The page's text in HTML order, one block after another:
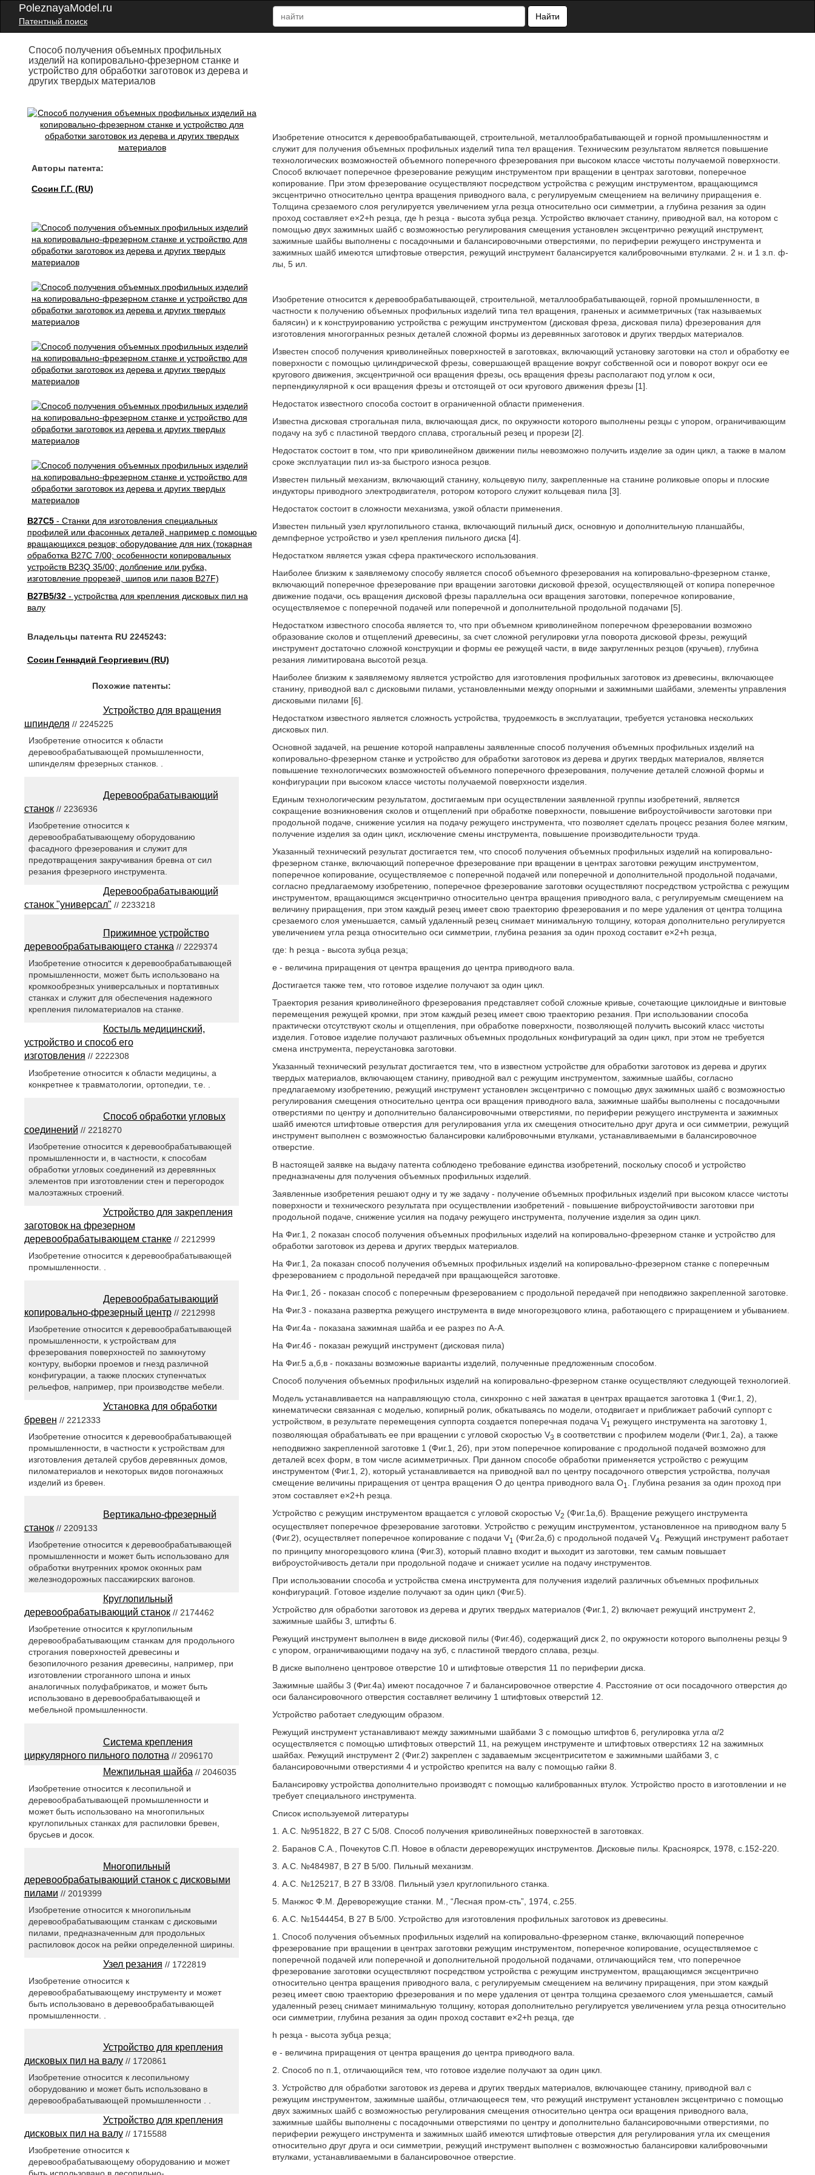
PoleznayaModel.ru
Патентный поиск
Найти
Способ получения объемных профильных
изделий на копировально-фрезерном станке и
устройство для обработки заготовок из дерева и
других твердых материалов
Авторы патента:
Сосин Г.Г. (RU)
B27C5- Станки для изготовления специальных
профилей или фасонных деталей, например с помощью
вращающихся резцов; оборудование для них (токарная
обработка B27C 7/00; особенности копировальных
устройств B23Q 35/00; долбление или рубка,
изготовление прорезей, шипов или пазов B27F)
B27B5/32- устройства для крепления дисковых пил на
валу
Владельцы патента RU 2245243:
Сосин Геннадий Георгиевич (RU)
Изобретение относится к деревообрабатывающей, строительной, металлообрабатывающей и горной промышленностям и
служит для получения объемных профильных изделий типа тел вращения. Техническим результатом является повышение
технологических возможностей объемного поперечного фрезерования при высоком классе чистоты получаемой поверхности.
Способ включает поперечное фрезерование режущим инструментом при вращении в центрах заготовки, поперечное
копирование. При этом фрезерование осуществляют посредством устройства с режущим инструментом, вращающимся
эксцентрично относительно центра вращения приводного вала, с регулируемым смещением на величину приращения е.
Толщина срезаемого слоя регулируется увеличением угла резца относительно оси симметрии, а глубина резания за один
проход составляет е×2+h резца, где h резца - высота зубца резца. Устройство включает станину, приводной вал, на котором с
помощью двух зажимных шайб с возможностью регулирования смещения установлен эксцентрично режущий инструмент,
зажимные шайбы выполнены с посадочными и балансировочными отверстиями, по периферии режущего инструмента и
зажимных шайб имеются штифтовые отверстия, режущий инструмент балансируется калибровочными втулками. 2 н. и 1 з.п. ф-
лы, 5 ил.
Изобретение относится к деревообрабатывающей, строительной, металлообрабатывающей, горной промышленности, в
частности к получению объемных профильных изделий типа тел вращения, граненых и асимметричных (так называемых
балясин) и к конструированию устройства с режущим инструментом (дисковая фреза, дисковая пила) фрезерования для
изготовления многогранных резных деталей сложной формы из деревянных заготовок и других твердых материалов.
Известен способ получения криволинейных поверхностей в заготовках, включающий установку заготовки на стол и обработку ее
поверхности с помощью цилиндрической фрезы, совершающей вращение вокруг собственной оси и поворот вокруг оси ее
кругового движения, эксцентричной оси вращения фрезы, ось вращения фрезы располагают под углом к оси,
перпендикулярной к оси вращения фрезы и отстоящей от оси кругового движения фрезы [1].
Недостаток известного способа состоит в ограниченной области применения.
Известна дисковая строгальная пила, включающая диск, по окружности которого выполнены резцы с упором, ограничивающим
подачу на зуб с пластиной твердого сплава, строгальный резец и прорези [2].
Недостаток состоит в том, что при криволинейном движении пилы невозможно получить изделие за один цикл, а также в малом
сроке эксплуатации пил из-за быстрого износа резцов.
Известен пильный механизм, включающий станину, кольцевую пилу, закрепленные на станине роликовые опоры и плоские
индукторы приводного электродвигателя, ротором которого служит кольцевая пила [3].
Недостаток состоит в сложности механизма, узкой области применения.
Известен пильный узел круглопильного станка, включающий пильный диск, основную и дополнительную планшайбы,
демпферное устройство и узел крепления пильного диска [4].
Недостатком является узкая сфера практического использования.
Наиболее близким к заявляемому способу является способ объемного фрезерования на копировально-фрезерном станке,
включающий поперечное фрезерование при вращении заготовки дисковой фрезой, осуществляющей от копира поперечное
движение подачи, ось вращения дисковой фрезы параллельна оси вращения заготовки, поперечное копирование,
осуществляемое с поперечной подачей или поперечной и дополнительной продольной подачами [5].
Недостатком известного способа является то, что при объемном криволинейном поперечном фрезеровании возможно
образование сколов и отщеплений древесины, за счет сложной регулировки угла поворота дисковой фрезы, режущий
инструмент достаточно сложной конструкции и формы ее режущей части, в виде закругленных резцов (кручьев), глубина
резания лимитирована высотой резца.
Наиболее близким к заявляемому является устройство для изготовления профильных заготовок из древесины, включающее
станину, приводной вал с дисковыми пилами, установленными между опорными и зажимными шайбами, элементы управления
дисковыми пилами [6].
Недостатком известного является сложность устройства, трудоемкость в эксплуатации, требуется установка нескольких
дисковых пил.
Основной задачей, на решение которой направлены заявленные способ получения объемных профильных изделий на
копировально-фрезерном станке и устройство для обработки заготовок из дерева и других твердых материалов, является
повышение технологических возможностей объемного поперечного фрезерования, получение деталей сложной формы и
конфигурации при высоком классе чистоты получаемой поверхности изделия.
Единым технологическим результатом, достигаемым при осуществлении заявленной группы изобретений, является
сокращение возникновения сколов и отщеплений при обработке поверхности, повышение виброустойчивости заготовки при
продольной подаче, снижение усилия на подачу режущего инструмента, что позволяет сделать процесс резания более мягким,
получение изделия за один цикл, исключение смены инструмента, повышение производительности труда.
Указанный технический результат достигается тем, что способ получения объемных профильных изделий на копировально-
фрезерном станке, включающий поперечное фрезерование при вращении в центрах заготовки режущим инструментом,
поперечное копирование, осуществляемое с поперечной подачей или поперечной и дополнительной продольной подачами,
согласно предлагаемому изобретению, поперечное фрезерование заготовки осуществляют посредством устройства с режущим
инструментом, вращающимся эксцентрично относительно центра вращения приводного вала, с регулируемым смещением на
величину приращения, при этом каждый резец имеет свою траекторию фрезерования и по мере удаления от центра толщина
срезаемого слоя уменьшается, самый удаленный резец снимает минимальную толщину, которая дополнительно регулируется
увеличением угла резца относительно оси симметрии, глубина резания за один проход составит е×2+h резца,
где: h pезца - высота зубца резца;
е - величина приращения от центра вращения до центра приводного вала.
Достигается также тем, что готовое изделие получают за один цикл.
Траектория резания криволинейного фрезерования представляет собой сложные кривые, сочетающие циклоидные и винтовые
перемещения режущей кромки, при этом каждый резец имеет свою траекторию резания. При использовании способа
практически отсутствуют сколы и отщепления, при обработке поверхности, позволяющей получить высокий класс чистоты
изделия. Готовое изделие получают различных объемных продольных конфигураций за один цикл, при этом не требуется
смена инструмента, переустановка заготовки.
Указанный технический результат достигается тем, что в известном устройстве для обработки заготовок из дерева и других
твердых материалов, включающем станину, приводной вал с режущим инструментом, зажимные шайбы, согласно
предлагаемому изобретению, режущий инструмент установлен эксцентрично с помощью двух зажимных шайб с возможностью
регулирования смещения относительно центра оси вращения приводного вала, зажимные шайбы выполнены с посадочными
отверстиями по центру и дополнительно балансировочными отверстиями, по периферии режущего инструмента и зажимных
шайб имеются штифтовые отверстия для регулирования угла их смещения относительно друг друга и оси симметрии, режущий
инструмент выполнен с возможностью балансировки калибровочными втулками, устанавливаемыми в балансировочное
отверстие.
В настоящей заявке на выдачу патента соблюдено требование единства изобретений, поскольку способ и устройство
предназначены для получения объемных профильных изделий.
Заявленные изобретения решают одну и ту же задачу - получение объемных профильных изделий при высоком классе чистоты
поверхности и технического результата при осуществлении изобретений - повышение виброустойчивости заготовки при
продольной подаче, снижение усилия на подачу режущего инструмента, получение изделия за один цикл.
На Фиг.1, 2 показан способ получения объемных профильных изделий на копировально-фрезерном станке и устройство для
обработки заготовок из дерева и других твердых материалов.
На Фиг.1, 2а показан способ получения объемных профильных изделий на копировально-фрезерном станке с поперечным
фрезерованием с продольной передачей при вращающейся заготовке.
На Фиг.1, 2б - показан способ с поперечным фрезерованием с продольной передачей при неподвижно закрепленной заготовке.
На Фиг.3 - показана развертка режущего инструмента в виде многорезцового клина, работающего с приращением и убыванием.
На Фиг.4а - показана зажимная шайба и ее разрез по А-А.
На Фиг.4б - показан режущий инструмент (дисковая пила)
На Фиг.5 а,б,в - показаны возможные варианты изделий, полученные предложенным способом.
Способ получения объемных профильных изделий на копировально-фрезерном станке осуществляют следующей технологией.
Модель устанавливается на направляющую стола, синхронно с ней зажатая в центрах вращается заготовка 1 (Фиг.1, 2),
кинематически связанная с моделью, копирный ролик, обкатываясь по модели, отодвигает и приближает рабочий суппорт с
устройством, в результате перемещения суппорта создается поперечная подача V1
режущего инструмента на заготовку 1,
позволяющая обрабатывать ее при вращении с угловой скоростью V3 в соответствии с профилем модели (Фиг.1, 2а), а также
неподвижно закрепленной заготовке 1 (Фиг.1, 2б), при этом поперечное копирование с продольной подачей возможно для
деталей всех форм, в том числе асимметричных. При данном способе обработки применяется устройство с режущим
инструментом (Фиг.1, 2), который устанавливается на приводной вал по центру посадочного отверстия устройства, получая
смещение величины приращения от центра вращения О до центра приводного вала O1
. Глубина резания за один проход при
этом составляет е×2+h резца.
Устройство с режущим инструментом вращается с угловой скоростью V2 (Фиг.1а,б). Вращение режущего инструмента
осуществляет поперечное фрезерование заготовки. Устройство с режущим инструментом, установленное на приводном валу 5
(Фиг.2), осуществляет поперечное копирование с подачи V1 (Фиг.2а,б) с продольной подачей V4
. Режущий инструмент работает
по принципу многорезцового клина (Фиг.3), который плавно входит и выходит из заготовки, тем самым повышает
виброустойчивость детали при продольной подаче и снижает усилие на подачу инструментов.
При использовании способа и устройства смена инструмента для получения изделий различных объемных профильных
конфигураций. Готовое изделие получают за один цикл (Фиг.5).
Устройство для обработки заготовок из дерева и других твердых материалов (Фиг.1, 2) включает режущий инструмент 2,
зажимные шайбы 3, штифты 6.
Режущий инструмент выполнен в виде дисковой пилы (Фиг.4б), содержащий диск 2, по окружности которого выполнены резцы 9
с упором, ограничивающими подачу на зуб, с пластиной твердого сплава, резцы.
В диске выполнено центровое отверстие 10 и штифтовые отверстия 11 по периферии диска.
Зажимные шайбы 3 (Фиг.4а) имеют посадочное 7 и балансировочное отверстие 4. Расстояние от оси посадочного отверстия до
оси балансировочного отверстия составляет величину 1 штифтовых отверстий 12.
Устройство работает следующим образом.
Режущий инструмент устанавливают между зажимными шайбами 3 с помощью штифтов 6, регулировка угла α/2
осуществляется с помощью штифтовых отверстий 11, на режущем инструменте и штифтовых отверстиях 12 на зажимных
шайбах. Режущий инструмент 2 (Фиг.2) закреплен с задаваемым эксцентриситетом е зажимными шайбами 3, с
балансировочными отверстиями 4 и устройство крепится на валу с помощью гайки 8.
Балансировку устройства дополнительно производят с помощью калиброванных втулок. Устройство просто в изготовлении и не
требует специального инструмента.
Список используемой литературы
1. А.С. №951822, В 27 С 5/08. Способ получения криволинейных поверхностей в заготовках.
2. Баранов С.А., Почекутов С.П. Новое в области дереворежущих инструментов. Дисковые пилы. Красноярск, 1978, с.152-220.
3. А.С. №484987, В 27 В 5/00. Пильный механизм.
4. А.С. №125217, В 27 В 33/08. Пильный узел круглопильного станка.
5. Манжос Ф.М. Дереворежущие станки. М., “Лесная пром-сть”, 1974, с.255.
6. А.С. №1544454, В 27 В 5/00. Устройство для изготовления профильных заготовок из древесины.
1. Способ получения объемных профильных изделий на копировально-фрезерном станке, включающий поперечное
фрезерование при вращении в центрах заготовки режущим инструментом, поперечное копирование, осуществляемое с
поперечной подачей или поперечной и дополнительной продольной подачами, отличающийся тем, что поперечное
фрезерование заготовки осуществляют посредством устройства с режущим инструментом, вращающимся эксцентрично
относительно центра вращения приводного вала, с регулируемым смещением на величину приращения, при этом каждый
резец имеет свою траекторию фрезерования и по мере удаления от центра толщина срезаемого слоя уменьшается, самый
удаленный резец снимает минимальную толщину, которая дополнительно регулируется увеличением угла резца относительно
оси симметрии, глубина резания за один проход составит е×2+h резца, где
h pезца - высота зубца резца;
е - величина приращения от центра вращения до центра приводного вала.
2. Способ по п.1, отличающийся тем, что готовое изделие получают за один цикл.
3. Устройство для обработки заготовок из дерева и других твердых материалов, включающее станину, приводной вал с
режущим инструментом, зажимные шайбы, отличающееся тем, что режущий инструмент установлен эксцентрично с помощью
двух зажимных шайб с возможностью регулирования смещения относительно центра оси вращения приводного вала,
зажимные шайбы выполнены с посадочными отверстиями по центру и дополнительно балансировочными отверстиями, по
периферии режущего инструмента и зажимных шайб имеются штифтовые отверстия для регулирования угла их смещения
относительно друг друга и оси симметрии, режущий инструмент выполнен с возможностью балансировки калибровочными
втулками, устанавливаемыми в балансировочное отверстие.
Похожие патенты:
Устройство для вращения
шпинделя // 2245225
Изобретение относится к области
деревообрабатывающей промышленности,
шпинделям фрезерных станков. .
Деревообрабатывающий
станок// 2236936
Изобретение относится к
деревообрабатывающему оборудованию
фасадного фрезерования и служит для
предотвращения закручивания бревна от сил
резания фрезерного инструмента.
Деревообрабатывающий
станок "универсал" // 2233218
Прижимное устройство
деревообрабатывающего станка// 2229374
Изобретение относится к деревообрабатывающей
промышленности, может быть использовано на
кромкообрезных универсальных и портативных
станках и служит для обеспечения надежного
крепления пиломатериалов на станке.
Костыль медицинский,
устройство и способ его
изготовления // 2222308
Изобретение относится к области медицины, а
конкретнее к травматологии, ортопедии, т.е. .
Способ обработки угловых
соединений // 2218270
Изобретение относится к деревообрабатывающей
промышленности и, в частности, к способам
обработки угловых соединений из деревянных
элементов при изготовлении стен и перегородок
малоэтажных строений.
Устройство для закрепления
заготовок на фрезерном
деревообрабатывающем станке// 2212999
Изобретение относится к деревообрабатывающей
промышленности. .
Деревообрабатывающий
копировально-фрезерный центр// 2212998
Изобретение относится к деревообрабатывающей
промышленности, к устройствам для
фрезерования поверхностей по замкнутому
контуру, выборки проемов и гнезд различной
конфигурации, а также плоских ступенчатых
рельефов, например, при производстве мебели.
Установка для обработки
бревен // 2212333
Изобретение относится к деревообрабатывающей
промышленности, в частности к устройствам для
изготовления деталей срубов деревянных домов,
пиломатериалов и некоторых видов погонажных
изделий из бревен.
Вертикально-фрезерный
станок// 2209133
Изобретение относится к деревообрабатывающей
промышленности и может быть использовано для
обработки внутренних кромок оконных рам
железнодорожных пассажирских вагонов.
Круглопильный
деревообрабатывающий станок// 2174462
Изобретение относится к круглопильным
деревообрабатывающим станкам для продольного
строгания поверхностей древесины и
безопилочного резания древесины, например, при
изготовлении строганного шпона и иных
аналогичных полуфабрикатов, и может быть
использовано в деревообрабатывающей и
мебельной промышленности.
Система крепления
циркулярного пильного полотна // 2096170
Межпильная шайба // 2046035
Изобретение относится к лесопильной и
деревообрабатывающей промышленности и
может быть использовано на многопильных
круглопильных станках для распиловки бревен,
брусьев и досок.
Многопильный
деревообрабатывающий станок с дисковыми
пилами // 2019399
Изобретение относится к многопильным
деревообрабатывающим станкам с дисковыми
пилами, предназначенным для продольных
распиловок досок на рейки определенной ширины.
Узел резания // 1722819
Изобретение относится к
деревообрабатывающему инструменту и может
быть использовано в деревообрабатывающей
промышленности. .
Устройство для крепления
дисковых пил на валу// 1720861
Изобретение относится к лесопильному
оборудованию и может быть использовано в
деревообрабатывающей промышленности . .
Устройство для крепления
дисковых пил на валу// 1715588
Изобретение относится к
деревообрабатывающему оборудованию и может